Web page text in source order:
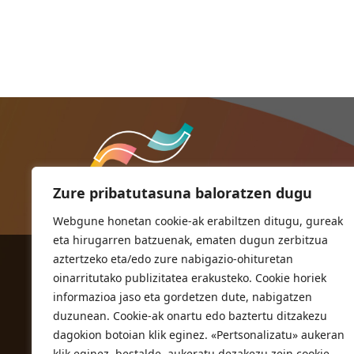
Zure pribatutasuna baloratzen dugu
Webgune honetan cookie-ak erabiltzen ditugu, gureak
eta hirugarren batzuenak, ematen dugun zerbitzua
aztertzeko eta/edo zure nabigazio-ohituretan
oinarritutako publizitatea erakusteko. Cookie horiek
informazioa jaso eta gordetzen dute, nabigatzen
duzunean. Cookie-ak onartu edo baztertu ditzakezu
dagokion botoian klik eginez. «Pertsonalizatu» aukeran
ORIOKO UDALA
Herriko plaza,1
20810 Orio (Gipuzkoa)
T. 943 83 03 46